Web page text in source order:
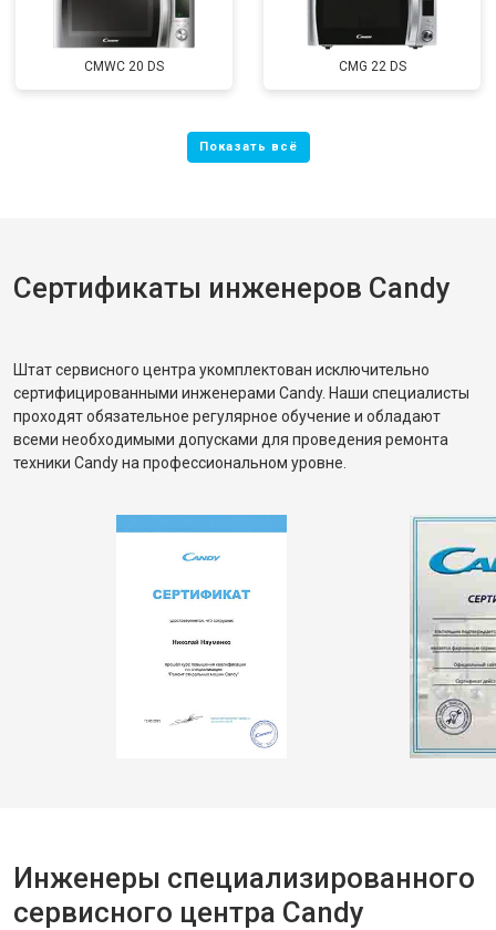
CMWC 20 DS CMG 22 DS
Сертификаты инженеров Candy
Штат сервисного центра укомплектован исключительно
сертифицированными инженерами Candy. Наши специалисты
проходят обязательное регулярное обучение и обладают
всеми необходимыми допусками для проведения ремонта
техники Candy на профессиональном уровне.
Инженеры специализированного
сервисного центра Candy